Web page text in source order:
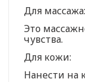
Для массажа:
Это
чувства.
Для кожи:
Нанести на